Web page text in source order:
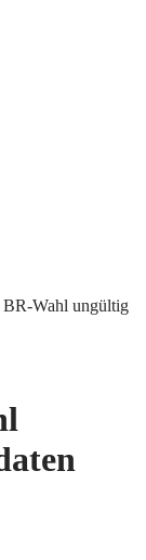
BR-Wahl ungültig